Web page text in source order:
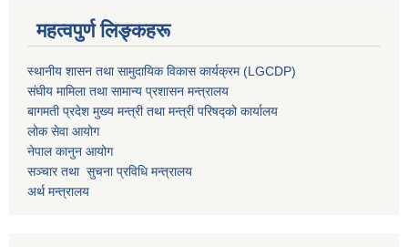
महत्वपुर्ण लिङ्कहरू
स्थानीय शासन तथा सामुदायिक विकास कार्यक्रम (LGCDP)
संघीय मामिला तथा सामान्य प्रशासन मन्त्रालय
बागमती प्रदेश मुख्य मन्त्री तथा मन्त्री परिषद्को कार्यालय
लोक सेवा आयोग
नेपाल कानुन आयोग
सञ्चार तथा सुचना प्रविधि मन्त्रालय
अर्थ मन्त्रालय